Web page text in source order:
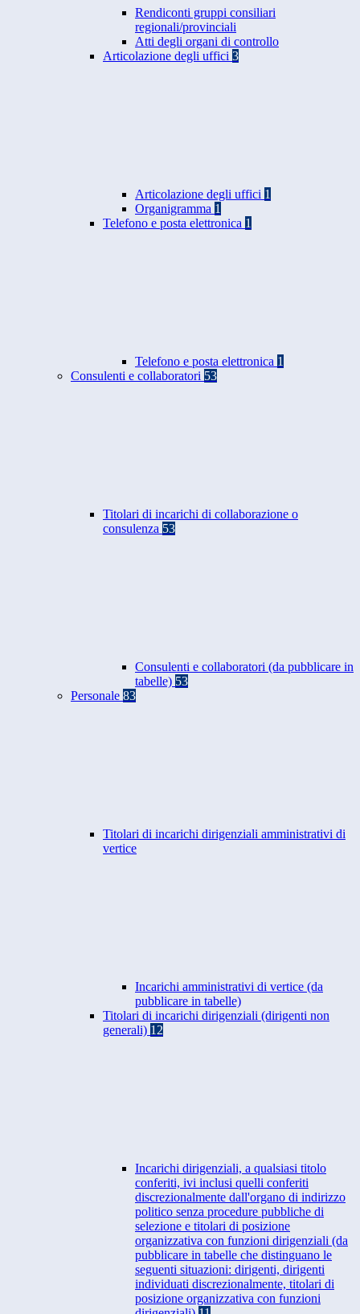
Rendiconti gruppi consiliari
regionali/provinciali
Atti degli organi di controllo
Articolazione degli uffici 3
Articolazione degli uffici 1
Organigramma 1
Telefono e posta elettronica 1
Telefono e posta elettronica 1
Consulenti e collaboratori 53
Titolari di incarichi di collaborazione o
consulenza 53
Consulenti e collaboratori (da pubblicare in
tabelle) 53
Personale 83
Titolari di incarichi dirigenziali amministrativi di
vertice
Incarichi amministrativi di vertice (da
pubblicare in tabelle)
Titolari di incarichi dirigenziali (dirigenti non
generali) 12
Incarichi dirigenziali, a qualsiasi titolo
conferiti, ivi inclusi quelli conferiti
discrezionalmente dall'organo di indirizzo
politico senza procedure pubbliche di
selezione e titolari di posizione
organizzativa con funzioni dirigenziali (da
pubblicare in tabelle che distinguano le
seguenti situazioni: dirigenti, dirigenti
individuati discrezionalmente, titolari di
posizione organizzativa con funzioni